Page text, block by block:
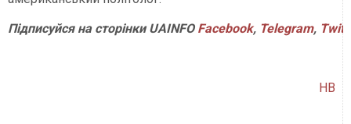
Підписуйся на сторінки UAINFO Facebook, Telegram,
НВ